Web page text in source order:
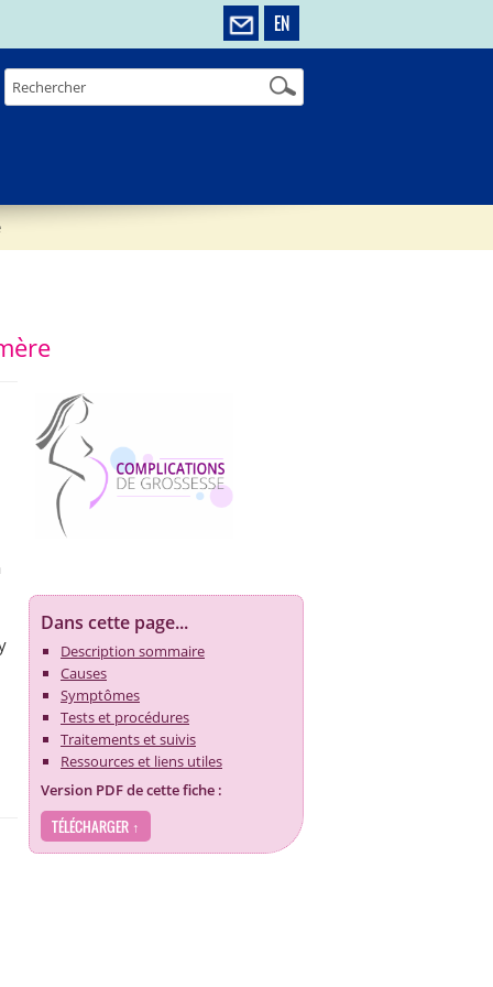
EN
Dans cette page...
Description sommaire
Causes
Symptômes
Tests et procédures
Traitements et suivis
Ressources et liens utiles
Version PDF de cette fiche :
TÉLÉCHARGER ↑